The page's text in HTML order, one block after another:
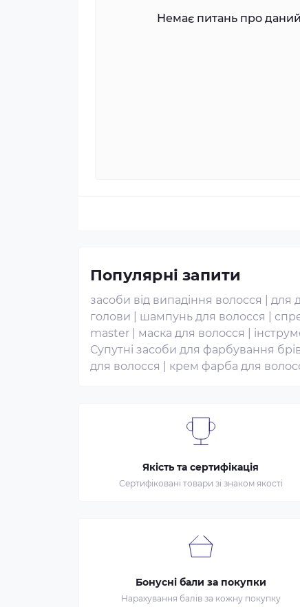
Немає питань про
Популярні запити
засоби від випадіння волосся для
голови
шампунь для волосся
master
маска для волосся
Супутні засоби для фарбування
для волосся
крем фарба для
Якість та сертифікація
Сертифіковані товари зі знаком якості
Бонусні бали за покупки
Нарахування балів за кожну покупку